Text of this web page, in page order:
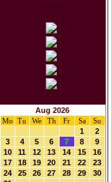
Aug 2026
Mo
Tu We Th Fr Sa
Su
1
2
3
4 5 6 7 8
9
10
11 12 13 14 15
16
17
18 19 20 21 22
23
24
25 26 27 28 29
30